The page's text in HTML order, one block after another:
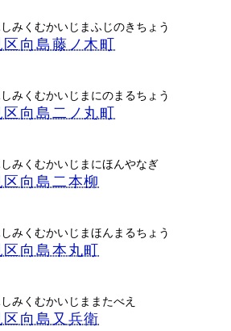
みくむかいじまふじのきちょう
向島藤ノ木町
みくむかいじまにのまるちょう
向島二ノ丸町
みくむかいじまにほんやなぎ
向島二本柳
みくむかいじまほんまるちょう
向島本丸町
みくむかいじままたべえ
向島又兵衛